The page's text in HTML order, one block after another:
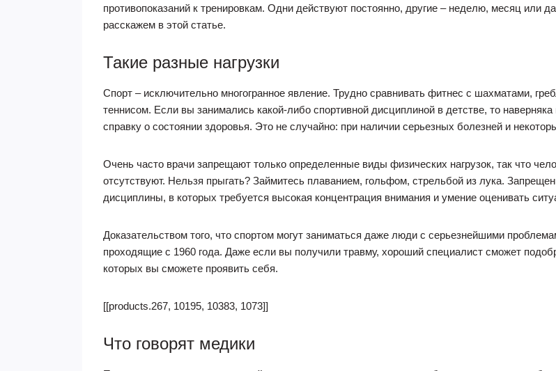
противопоказаний к тренировкам. Одни действуют постоянно, другие – неделю, месяц или
расскажем в этой статье.
Такие разные нагрузки
Спорт – исключительно многогранное явление. Трудно сравнивать фитнес с шахматами,
теннисом. Если вы занимались какой-либо спортивной дисциплиной в детстве, то
справку о состоянии здоровья. Это не случайно: при наличии серьезных болезней и
Очень часто врачи запрещают только определенные виды физических нагрузок, так что
отсутствуют. Нельзя прыгать? Займитесь плаванием, гольфом, стрельбой из лука.
дисциплины, в которых требуется высокая концентрация внимания и умение оценивать
Доказательством того, что спортом могут заниматься даже люди с серьезнейшими
проходящие с 1960 года. Даже если вы получили травму, хороший специалист сможет
которых вы сможете проявить себя.
[[products.267, 10195, 10383, 1073]]
Что говорят медики